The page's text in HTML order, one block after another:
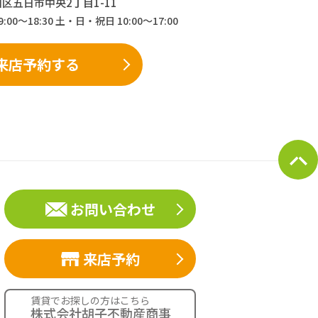
～18:30 土・日・祝日 10:00～17:00
店予約する
お問い合わせ
来店予約
賃貸でお探しの方はこちら
株式会社胡子不動産商事